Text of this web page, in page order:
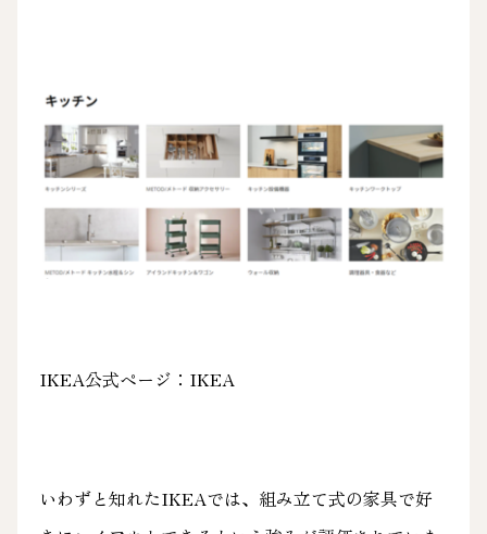
IKEA公式ページ： IKEA
いわずと知れたIKEAでは、組み立て式の家具で好